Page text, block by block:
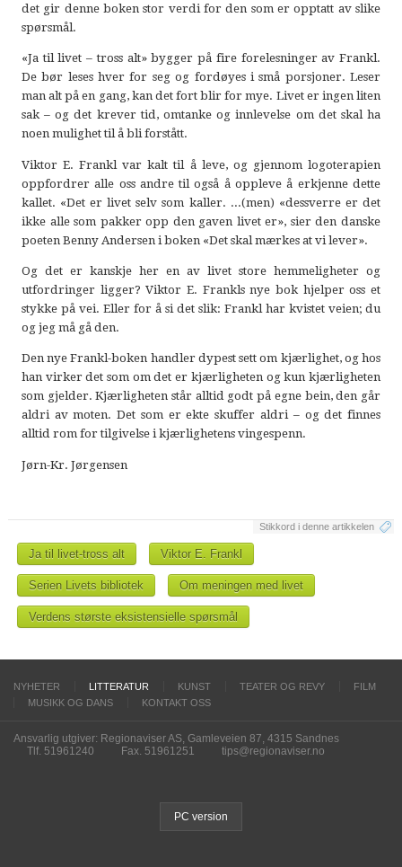
det gir denne boken stor verdi for den som er opptatt av slike
spørsmål.
«Ja til livet – tross alt» bygger på fire forelesninger av Frankl.
De bør leses hver for seg og fordøyes i små porsjoner. Leser
man alt på en gang, kan det fort blir for mye. Livet er ingen liten
sak – og det krever tid, omtanke og innlevelse om det skal ha
noen mulighet til å bli forstått.
Viktor E. Frankl var kalt til å leve, og gjennom logoterapien
oppfordrer alle oss andre til også å oppleve å erkjenne dette
kallet. «Det er livet selv som kaller. ...(men) «dessverre er det
ikke alle som pakker opp den gaven livet er», sier den danske
poeten Benny Andersen i boken «Det skal mærkes at vi lever».
Og det er kanskje her en av livet store hemmeligheter og
utfordringer ligger? Viktor E. Frankls nye bok hjelper oss et
stykke på vei. Eller for å si det slik: Frankl har kvistet veien; du
og jeg må gå den.
Den nye Frankl-boken handler dypest sett om kjærlighet, og hos
han virker det som om det er kjærligheten og kun kjærligheten
som gjelder. Kjærligheten står alltid godt på egne bein, den går
aldri av moten. Det som er ekte skuffer aldri – og det finnes
alltid rom for tilgivelse i kjærlighetens vingespenn.
Jørn-Kr. Jørgensen
Stikkord i denne artikkelen
Ja til livet-tross alt Viktor E. Frankl
Serien Livets bibliotek Om meningen med livet
Verdens største eksistensielle spørsmål
NYHETER LITTERATUR KUNST TEATER OG REVY
FILM
MUSIKK OG DANS
KONTAKT OSS
Ansvarlig utgiver: Regionaviser AS, Gamleveien 87, 4315 Sandnes
Tlf. 51961240
Fax. 51961251 tips@regionaviser.no
PC version